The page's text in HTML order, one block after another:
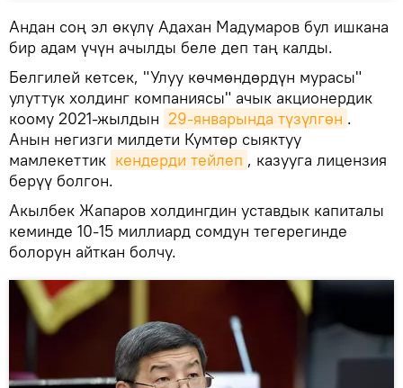
Андан соң эл өкүлү Адахан Мадумаров бул ишкана
бир адам үчүн ачылды беле деп таң калды.
Белгилей кетсек, "Улуу көчмөндөрдүн мурасы"
улуттук холдинг компаниясы" ачык акционердик
коому 2021-жылдын 29-январында түзүлгөн .
Анын негизги милдети Кумтөр сыяктуу
мамлекеттик кендерди тейлеп , казууга лицензия
берүү болгон.
Акылбек Жапаров холдингдин уставдык капиталы
кеминде 10-15 миллиард сомдун тегерегинде
болорун айткан болчу.